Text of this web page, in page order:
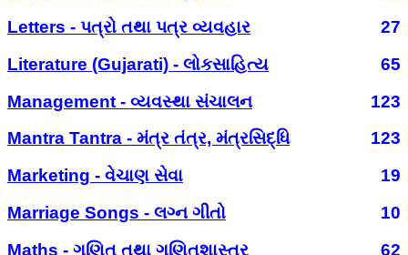
Letters - પત્રો તથા પત્ર વ્યવહાર
27
Literature (Gujarati) - લોકસાહિત્ય
65
Management - વ્યવસ્થા સંચાલન
123
Mantra Tantra - મંત્ર તંત્ર, મંત્રસિદ્ધિ
123
Marketing - વેચાણ સેવા
19
Marriage Songs - લગ્ન ગીતો
10
Maths - ગણિત તથા ગણિતશાસ્ત્ર
62